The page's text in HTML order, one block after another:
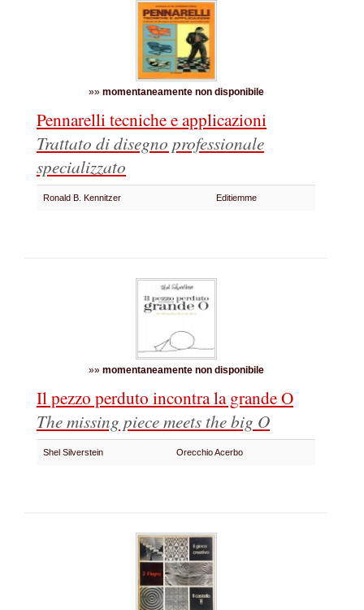
»» momentaneamente non disponibile
Pennarelli tecniche e applicazioni
Trattato di disegno professionale
specializzato
Ronald B. Kennitzer Editiemme
»» momentaneamente non disponibile
Il pezzo perduto incontra la grande O
The missing piece meets the big O
Shel Silverstein Orecchio Acerbo